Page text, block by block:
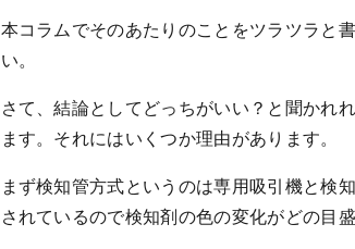
本コラムでそのあたりのことをツラツラと
い。
さて、結論としてどっちがいい？と聞かれ
ます。それにはいくつか理由があります。
まず検知管方式というのは専用吸引機と検
されているので検知剤の色の変化がどの目